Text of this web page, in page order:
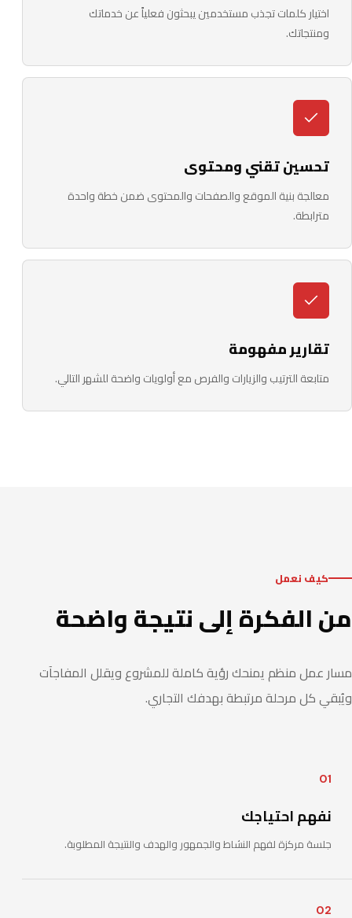
اختيار كلمات تجذب مستخدمين يبحثون فعلياً عن خدماتك
ومنتجاتك.
تحسين تقني ومحتوى
معالجة بنية الموقع والصفحات والمحتوى ضمن خطة واحدة
مترابطة.
تقارير مفهومة
متابعة الترتيب والزيارات والفرص مع أولويات واضحة للشهر التالي.
كيف نعمل
من الفكرة إلى نتيجة واضحة
مسار عمل منظم يمنحك رؤية كاملة للمشروع ويقلل المفاجآت
ويُبقي كل مرحلة مرتبطة بهدفك التجاري.
01
نفهم احتياجك
جلسة مركزة لفهم النشاط والجمهور والهدف والنتيجة المطلوبة.
02